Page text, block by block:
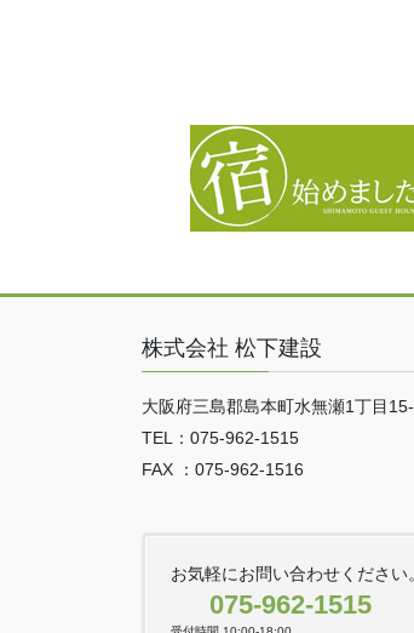
株式会社 松下建設
大阪府三島郡島本町水無瀬1丁目
TEL：075-962-1515
FAX ：075-962-1516
お気軽にお問い合わせください。
075-962-1515